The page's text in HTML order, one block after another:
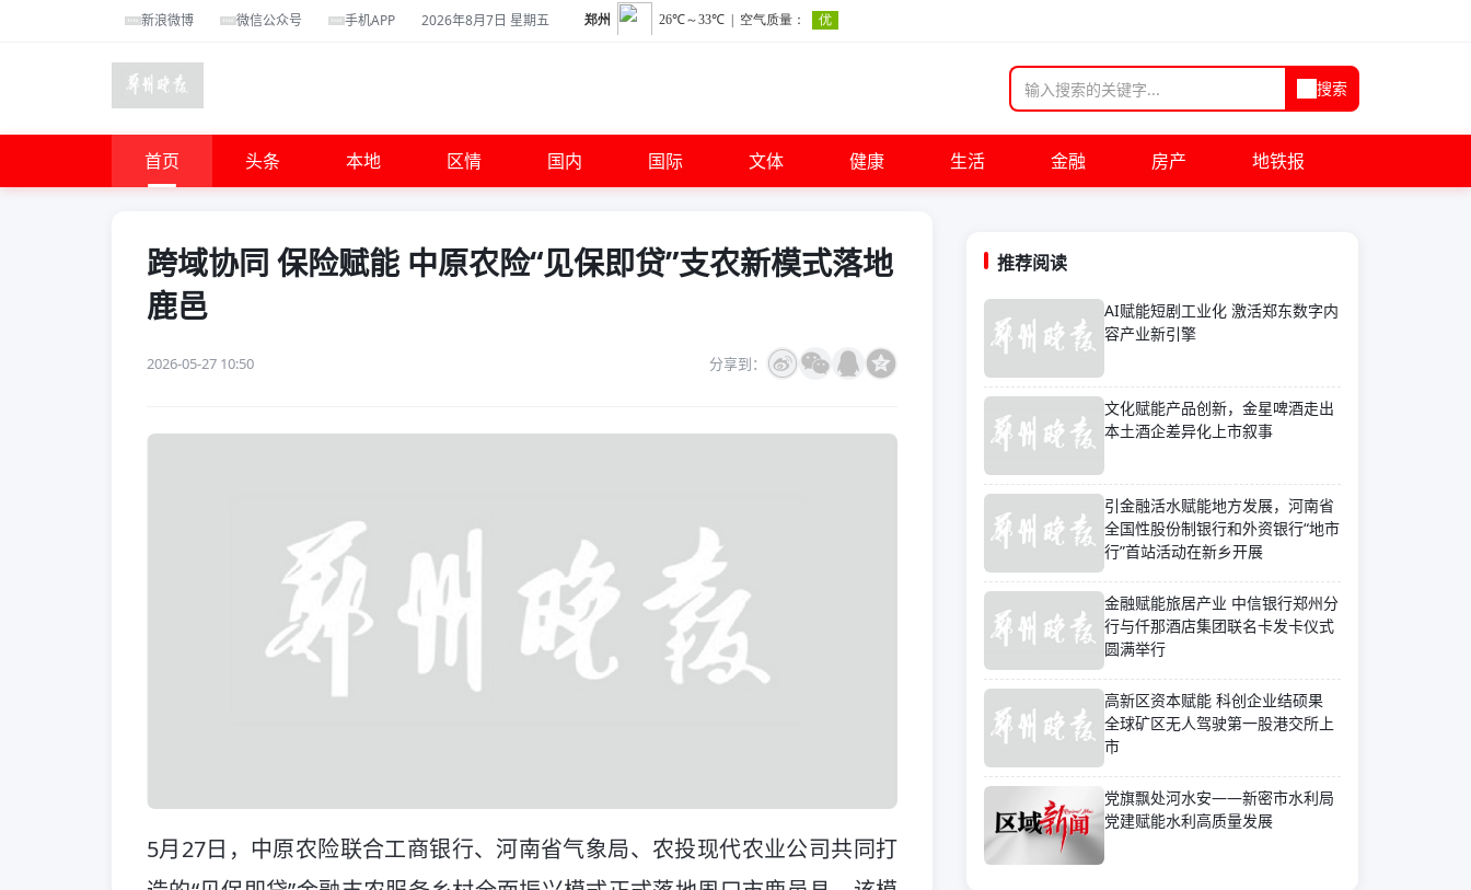
新浪微博 微信公众号 手机APP 2026年8月7日 星期五
搜索
首页 头条 本地 区情 国内 国际 文体 健康 生活 金融 房产 地铁报
跨域协同 保险赋能 中原农险“见保即贷”支农新模式落地
鹿邑
2026-05-27 10:50 分享到：
5月27日，中原农险联合工商银行、河南省气象局、农投现代农业公司共同打
推荐阅读
AI赋能短剧工业化 激活郑东数字内
容产业新引擎
文化赋能产品创新，金星啤酒走出
本土酒企差异化上市叙事
引金融活水赋能地方发展，河南省
全国性股份制银行和外资银行“地市
行”首站活动在新乡开展
金融赋能旅居产业 中信银行郑州分
行与仟那酒店集团联名卡发卡仪式
圆满举行
高新区资本赋能 科创企业结硕果
全球矿区无人驾驶第一股港交所上
市
党旗飘处河水安——新密市水利局
党建赋能水利高质量发展